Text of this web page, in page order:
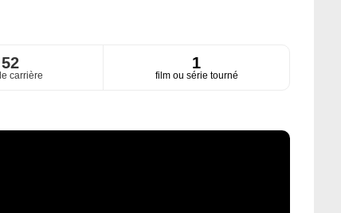
52
carrière
1
film ou série tourné